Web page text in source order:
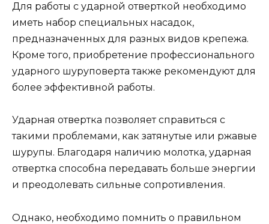
Для работы с ударной отверткой необходимо
иметь набор специальных насадок,
предназначенных для разных видов крепежа.
Кроме того, приобретение профессионального
ударного шуруповерта также рекомендуют для
более эффективной работы.
Ударная отвертка позволяет справиться с
такими проблемами, как затянутые или ржавые
шурупы. Благодаря наличию молотка, ударная
отвертка способна передавать больше энергии
и преодолевать сильные сопротивления.
Однако, необходимо помнить о правильном